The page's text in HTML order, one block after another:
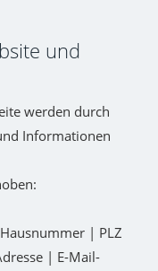
und
werden durch
Informationen
| PLZ
| E-Mail-